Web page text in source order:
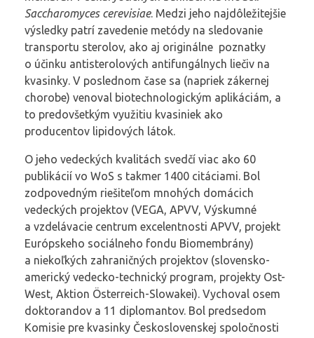
Saccharomyces cerevisiae. Medzi jeho najdôležitejšie
výsledky patrí zavedenie metódy na sledovanie
transportu sterolov, ako aj originálne poznatky
o účinku antisterolových antifungálnych liečiv na
kvasinky. V poslednom čase sa (napriek zákernej
chorobe) venoval biotechnologickým aplikáciám, a
to predovšetkým využitiu kvasiniek ako
producentov lipidových látok.
O jeho vedeckých kvalitách svedčí viac ako 60
publikácií vo WoS s takmer 1400 citáciami. Bol
zodpovedným riešiteľom mnohých domácich
vedeckých projektov (VEGA, APVV, Výskumné
a vzdelávacie centrum excelentnosti APVV, projekt
Európskeho sociálneho fondu Biomembrány)
a niekoľkých zahraničných projektov (slovensko-
americký vedecko-technický program, projekty Ost-
West, Aktion Österreich-Slowakei). Vychoval osem
doktorandov a 11 diplomantov. Bol predsedom
Komisie pre kvasinky Československej spoločnosti